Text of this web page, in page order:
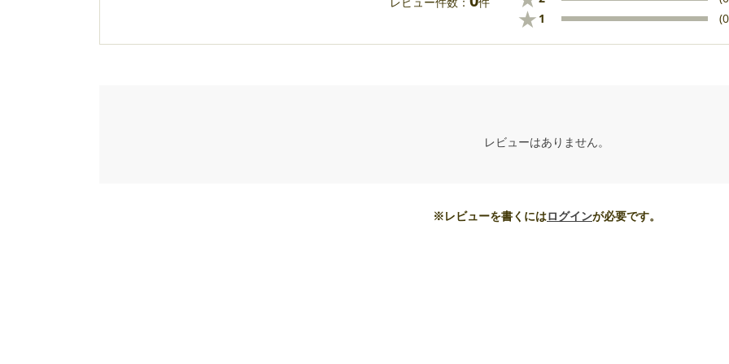
★ 1
レビューはありません。
※レビューを書くにはログインが必要です。